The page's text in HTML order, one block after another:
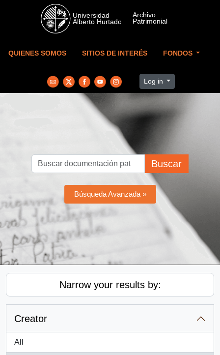
Skip to main content
QUIENES SOMOS SITIOS DE INTERÉS FONDOS
Log in
Buscar
Búsqueda Avanzada »
Narrow your results by:
Creator
All